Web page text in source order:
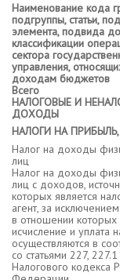
Наименование кода
подгруппы, статьи,
элемента, подвида
классификации
сектора
управления,
доходам бюджетов
Всего
НАЛОГОВЫЕ И
ДОХОДЫ
НАЛОГИ НА
Налог на доходы
лиц
Налог на доходы
лиц с доходов,
которых является
агент, за
в отношении которых
исчисление и уплата
осуществляются в
со статьями 227,
Налогового кодекса